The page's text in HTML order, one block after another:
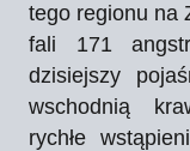
tego regionu na
fali 171
dzisiejszy
wschodnią
rychłe